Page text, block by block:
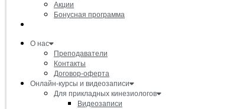
Акции
Бонусная программа
О нас
Преподаватели
Контакты
Договор-оферта
Онлайн-курсы и видеозаписи
Для прикладных кинезиологов
Видеозаписи